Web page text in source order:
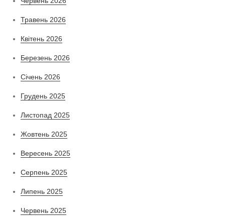
Травень 2026
Квітень 2026
Березень 2026
Січень 2026
Грудень 2025
Листопад 2025
Жовтень 2025
Вересень 2025
Серпень 2025
Липень 2025
Червень 2025